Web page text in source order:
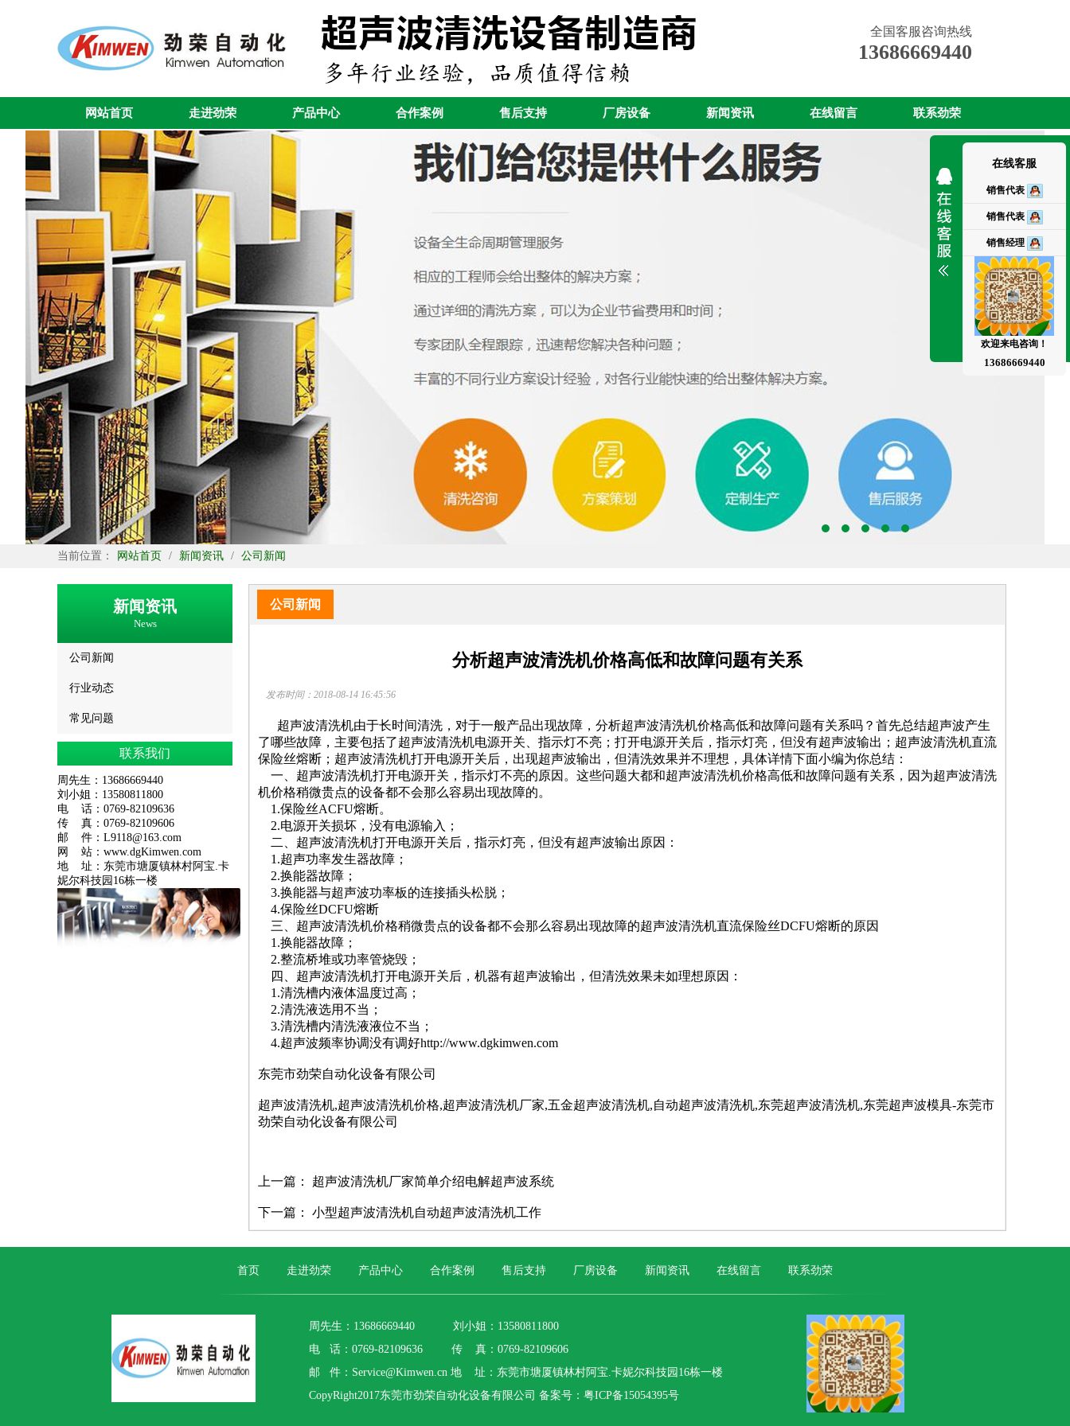
全国客服咨询热线
13686669440
网站首页 走进劲荣 产品中心 合作案例 售后支持 厂房设备 新闻资讯 在线留言 联系劲荣
当前位置： 网站首页 / 新闻资讯 / 公司新闻
新闻资讯
News
公司新闻
行业动态
常见问题
联系我们
周先生：13686669440
刘小姐：13580811800
电 话：0769-82109636
传 真： 0769-82109606
邮 件： L9118@163.com
网 站：www.dgKimwen.com
地 址：东莞市塘厦镇林村阿宝.卡
妮尔科技园16栋一楼
公司新闻
分析超声波清洗机价格高低和故障问题有关系
发布时间：2018-08-14 16:45:56
超声波清洗机由于长时间清洗，对于一般产品出现故障， 分析超声波清洗机价格高低和故障问题有关系吗？ 首先总结超声波产生
了哪些故障，主要包括了超声波清洗机电源开关、指示灯不亮；打开电源开关后，指示灯亮，但没有超声波输出；超声波清洗机直流
保险丝熔断；超声波清洗机打开电源开关后，出现超声波输出，但清洗效果并不理想，具体详情下面小编为你总结：
一、超声波清洗机打开电源开关，指示灯不亮的原因。这些问题大都和超声波清洗机价格高低和故障问题有关系，因为超声波清洗
机价格稍微贵点的设备都不会那么容易出现故障的。
1.保险丝ACFU熔断。
2.电源开关损坏，没有电源输入；
二、超声波清洗机打开电源开关后，指示灯亮，但没有超声波输出原因：
1.超声功率发生器故障；
2.换能器故障；
3.换能器与超声波功率板的连接插头松脱；
4.保险丝DCFU熔断
三、 超声波清洗机价格稍微贵点的设备都不会那么容易出现故障的超声波清洗机直流保险丝DCFU熔断的原因
1.换能器故障；
2.整流桥堆或功率管烧毁；
四、超声波清洗机打开电源开关后，机器有超声波输出，但清洗效果未如理想原因：
1.清洗槽内液体温度过高；
2.清洗液选用不当；
3.清洗槽内清洗液液位不当；
4.超声波频率协调没有调好http://www.dgkimwen.com
东莞市劲荣自动化设备有限公司
超声波清洗机,超声波清洗机价格,超声波清洗机厂家,五金超声波清洗机,自动超声波清洗机,东莞超声波清洗机,东莞超声波模具-东莞市
劲荣自动化设备有限公司
上一篇： 超声波清洗机厂家简单介绍电解超声波系统
下一篇： 小型超声波清洗机自动超声波清洗机工作
首页 走进劲荣 产品中心 合作案例 售后支持 厂房设备 新闻资讯 在线留言 联系劲荣
周先生：13686669440 刘小姐：13580811800
电 话：0769-82109636 传 真：0769-82109606
邮 件：Service@Kimwen.cn 地 址：东莞市塘厦镇林村阿宝.卡妮尔科技园16栋一楼
CopyRight2017东莞市劲荣自动化设备有限公司 备案号：粤ICP备15054395号
在线客服
销售代表
销售代表
销售经理
欢迎来电咨询！
13686669440